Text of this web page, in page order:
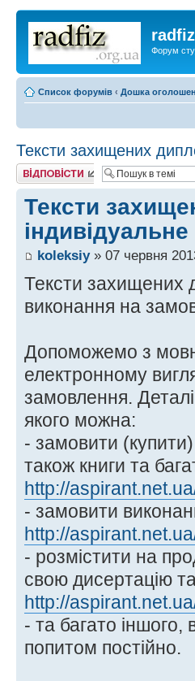
Форум
Список форумів ‹ Дошка
Тексти захищених
Відповісти
Тексти
koleksiy» 07 червня
Тексти захищених
виконання на
Допоможемо з
електронному
замовлення.
якого можна:
- замовити
також книги та
http://
- замовити
http://
- розмістити на
свою дисертацію та
http://
- та багато
попитом постійно.